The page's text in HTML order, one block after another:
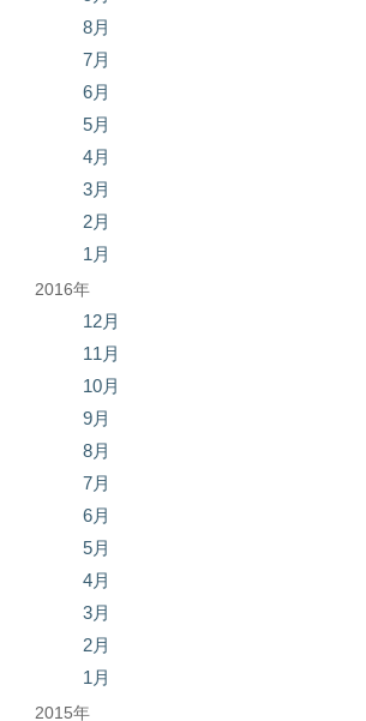
8月
7月
6月
5月
4月
3月
2月
1月
2016年
12月
11月
10月
9月
8月
7月
6月
5月
4月
3月
2月
1月
2015年